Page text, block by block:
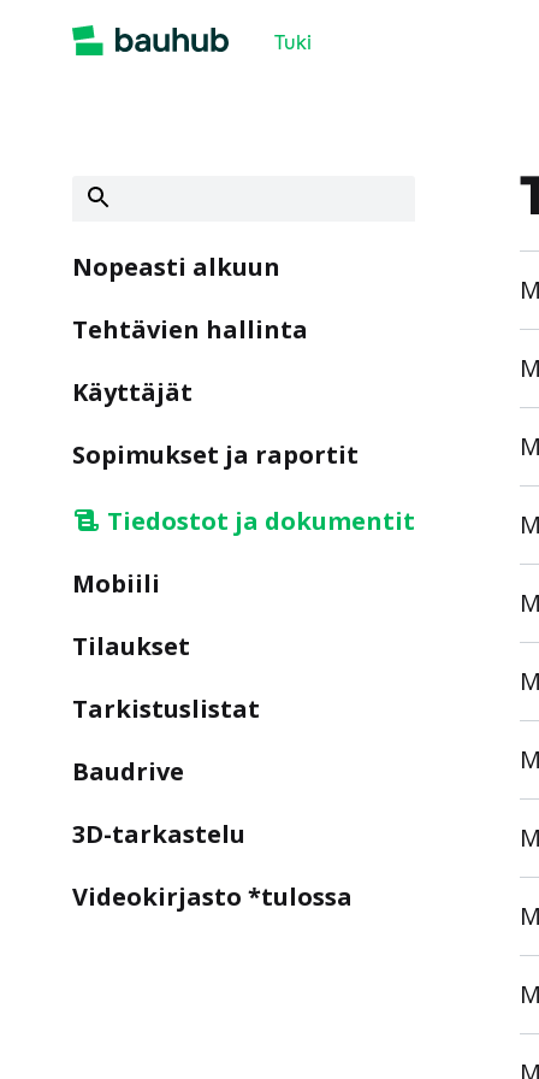
Tuki
Nopeasti alkuun
Tehtävien hallinta
Käyttäjät
Sopimukset ja raportit
Tiedostot ja dokumentit
Mobiili
Tilaukset
Tarkistuslistat
Baudrive
3D-tarkastelu
Videokirjasto *tulossa